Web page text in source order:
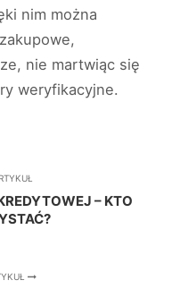
nim można
nie martwiąc się
weryfikacyjne.
– KTO